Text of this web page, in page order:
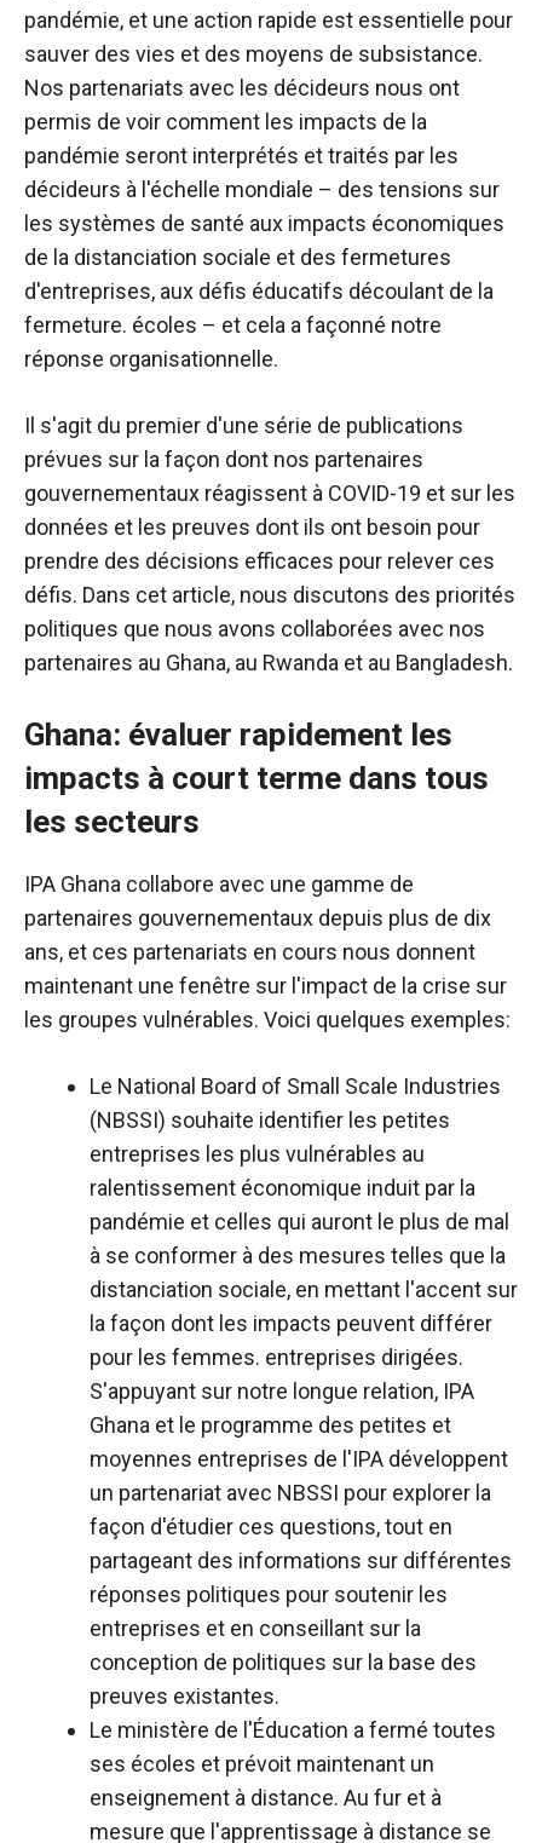
pandémie, et une action rapide est essentielle pour
sauver des vies et des moyens de subsistance.
Nos partenariats avec les décideurs nous ont
permis de voir comment les impacts de la
pandémie seront interprétés et traités par les
décideurs à l'échelle mondiale – des tensions sur
les systèmes de santé aux impacts économiques
de la distanciation sociale et des fermetures
d'entreprises, aux défis éducatifs découlant de la
fermeture. écoles – et cela a façonné notre
réponse organisationnelle.
Il s'agit du premier d'une série de publications
prévues sur la façon dont nos partenaires
gouvernementaux réagissent à COVID-19 et sur les
données et les preuves dont ils ont besoin pour
prendre des décisions efficaces pour relever ces
défis. Dans cet article, nous discutons des priorités
politiques que nous avons collaborées avec nos
partenaires au Ghana, au Rwanda et au Bangladesh.
Ghana: évaluer rapidement les
impacts à court terme dans tous
les secteurs
IPA Ghana collabore avec une gamme de
partenaires gouvernementaux depuis plus de dix
ans, et ces partenariats en cours nous donnent
maintenant une fenêtre sur l'impact de la crise sur
les groupes vulnérables. Voici quelques exemples:
Le National Board of Small Scale Industries
(NBSSI) souhaite identifier les petites
entreprises les plus vulnérables au
ralentissement économique induit par la
pandémie et celles qui auront le plus de mal
à se conformer à des mesures telles que la
distanciation sociale, en mettant l'accent sur
la façon dont les impacts peuvent différer
pour les femmes. entreprises dirigées.
S'appuyant sur notre longue relation, IPA
Ghana et le programme des petites et
moyennes entreprises de l'IPA développent
un partenariat avec NBSSI pour explorer la
façon d'étudier ces questions, tout en
partageant des informations sur différentes
réponses politiques pour soutenir les
entreprises et en conseillant sur la
conception de politiques sur la base des
preuves existantes.
Le ministère de l'Éducation a fermé toutes
ses écoles et prévoit maintenant un
enseignement à distance. Au fur et à
mesure que l'apprentissage à distance se